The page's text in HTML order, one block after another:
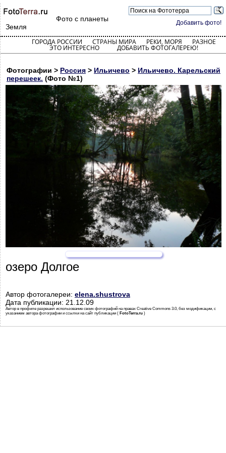
Добавить фото!
Фото с планеты
Земля
ГОРОДА РОССИИ СТРАНЫ МИРА РЕКИ, МОРЯ РАЗНОЕ
ЭТО ИНТЕРЕСНО ДОБАВИТЬ ФОТОГАЛЕРЕЮ!
Фотографии > Россия > Ильичево > Ильичево. Карельский
перешеек. (Фото №1)
озеро Долгое
Автор фотогалереи: elena.shustrova
Дата публикации: 21.12.09
Автор в профиле разрешил использование своих фотографий на правах Creative Commons 3.0, без модификации, с
указанием автора фотографии и ссылки на сайт публикации ( FotoTerra.ru )